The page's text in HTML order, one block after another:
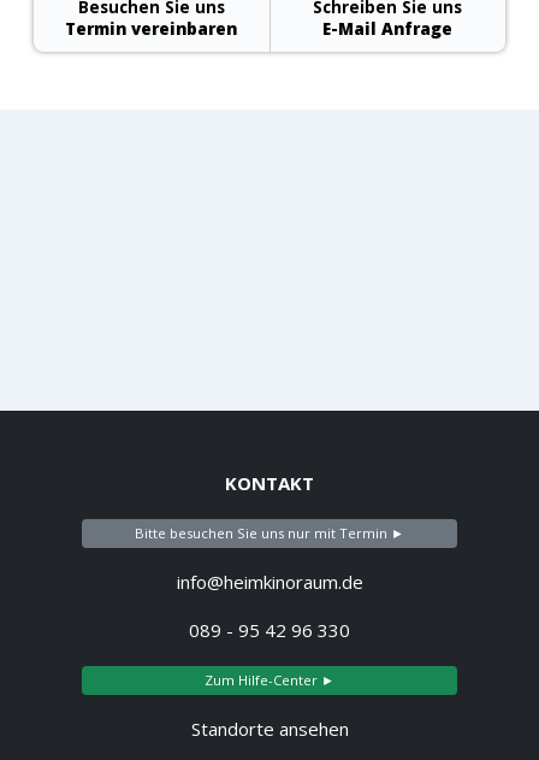
Besuchen Sie uns
Termin vereinbaren
Schreiben Sie uns
E-Mail Anfrage
KONTAKT
Bitte besuchen Sie uns nur mit Termin ►
info@heimkinoraum.de
089 - 95 42 96 330
Zum Hilfe-Center ►
Standorte ansehen